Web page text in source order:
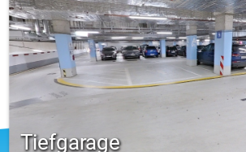
Tiefgarage